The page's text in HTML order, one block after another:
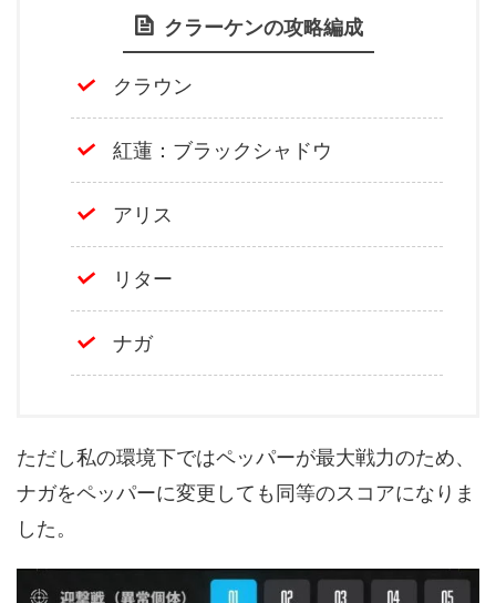
クラーケンの攻略編成
クラウン
紅蓮：ブラックシャドウ
アリス
リター
ナガ
ただし私の環境下ではペッパーが最大戦力のため、
ナガをペッパーに変更しても同等のスコアになりま
した。